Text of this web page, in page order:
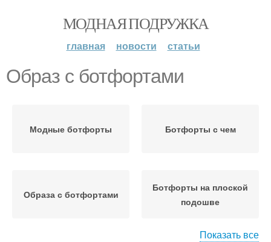
МОДНАЯ ПОДРУЖКА
главная новости статьи
Образ с ботфортами
Модные ботфорты Ботфорты с чем
Образа с ботфортами
Ботфорты на плоской
подошве
Показать все